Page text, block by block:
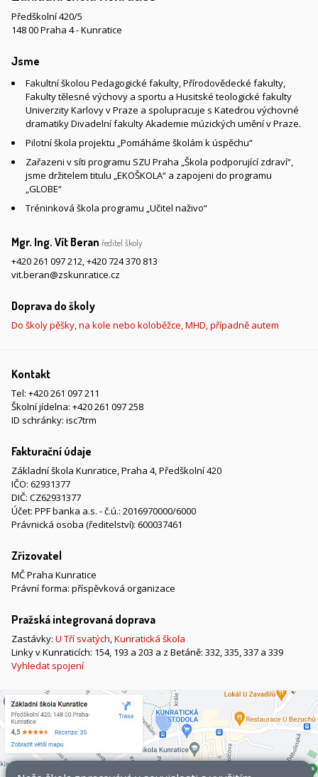
Předškolní 420/5
148 00 Praha 4 - Kunratice
Jsme
Fakultní školou Pedagogické fakulty, Přírodovědecké fakulty,
Fakulty tělesné výchovy a sportu a Husitské teologické fakulty
Univerzity Karlovy v Praze a spolupracuje s Katedrou výchovné
dramatiky Divadelní fakulty Akademie múzických umění v Praze.
Pilotní škola projektu „Pomáháme školám k úspěchu“
Zařazeni v síti programu SZU Praha „Škola podporující zdraví“,
jsme držitelem titulu „EKOŠKOLA“ a zapojeni do programu
„GLOBE“
Tréninková škola programu „Učitel naživo“
Mgr. Ing. Vít Beran ředitel školy
+420 261 097 212,+420 724 370 813
vit.beran@zskunratice.cz
Doprava do školy
Do školy pěšky, na kole nebo koloběžce, MHD, případně autem
Kontakt
Tel: +420 261 097 211
Školní jídelna: +420 261 097 258
ID schránky: isc7trm
Fakturační údaje
Základní škola Kunratice, Praha 4, Předškolní 420
IČO: 62931377
DIČ: CZ62931377
Účet: PPF banka a.s. - č.ú.: 2016970000/6000
Právnická osoba (ředitelství): 600037461
Zřizovatel
MČ Praha Kunratice
Právní forma: příspěvková organizace
Pražská integrovaná doprava
Zastávky: U Tří svatých,Kunratická škola
Linky v Kunraticích: 154, 193 a 203 a z Betáně: 332, 335, 337 a 339
Vyhledat spojení